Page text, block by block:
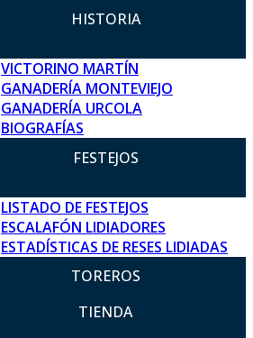
HISTORIA
VICTORINO MARTÍN
GANADERÍA MONTEVIEJO
GANADERÍA URCOLA
BIOGRAFÍAS
FESTEJOS
LISTADO DE FESTEJOS
ESCALAFÓN LIDIADORES
ESTADÍSTICAS DE RESES LIDIADAS
TOREROS
TIENDA